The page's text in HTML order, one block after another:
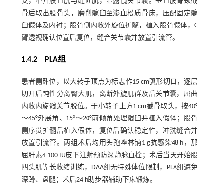
骨后取出股骨头，磨削髋臼至渗血松质骨床，压配固定髋
臼假体及内衬；股骨侧内收外旋位扩髓，植入股骨假体，C
臂透视确认位置后复位，缝合关节囊并放置引流管。
1.4.2 PLA组
患者侧卧位，以大转子顶点为标志作15 cm弧形切口，逐层
切开后钝性分离臀大肌，离断外旋肌群及后关节囊，屈曲
内收内旋髋关节脱位。于小转子上方1 cm截骨取头，按40°
～45°外展角、15°～20°前倾角处理髋臼并植入假体；股骨
侧序贯扩髓后植入假体，复位后确认稳定性，冲洗缝合并
放置引流管。两组术后均用头孢唑林钠1 g抗感染48 h，那
屈肝素4 100 IU皮下注射预防深静脉血栓；术后当天开始股
四头肌等长收缩训练，DAA组无特殊体位限制，PLA组避免
深蹲、盘腿；术后24 h助步器辅助下床锻炼。